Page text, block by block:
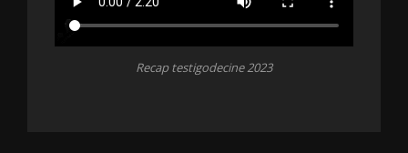
Recap testigodecine 2023